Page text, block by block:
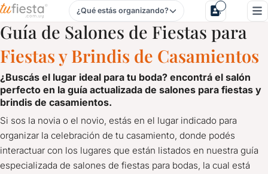
Salones de Fiestas para Casamientos en Montevideo
¿Qué estás organizando?
Guía de Salones de Fiestas para
Fiestas y Brindis de Casamientos
¿buscás el lugar ideal para tu boda? encontrá el salón
perfecto en la guía actualizada de salones para fiestas y
brindis de casamientos.
Si sos la novia o el novio, estás en el lugar indicado para
organizar la celebración de tu casamiento, donde podés
interactuar con los lugares que están listados en nuestra guía
especializada de salones de fiestas para bodas, la cual está